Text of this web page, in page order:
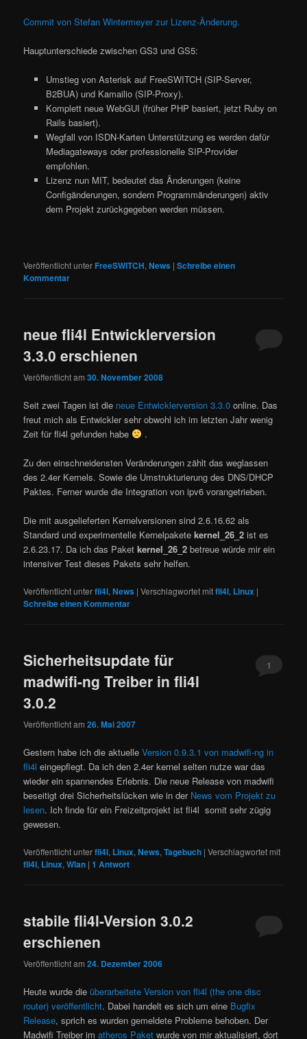
Commit von Stefan Wintermeyer zur Lizenz-Änderung.
Hauptunterschiede zwischen GS3 und GS5:
Umstieg von Asterisk auf FreeSWITCH (SIP-Server,
B2BUA) und Kamailio (SIP-Proxy).
Komplett neue WebGUI (früher PHP basiert, jetzt Ruby on
Rails basiert).
Wegfall von ISDN-Karten Unterstützung es werden dafür
Mediagateways oder professionelle SIP-Provider
empfohlen.
Lizenz nun MIT, bedeutet das Änderungen (keine
Configänderungen, sondern Programmänderungen) aktiv
dem Projekt zurückgegeben werden müssen.
Veröffentlicht unterFreeSWITCH,News |Schreibe einen
Kommentar
neue fli4l Entwicklerversion
3.3.0 erschienen
Veröffentlicht am30. November 2008
Seit zwei Tagen ist die neue Entwicklerversion 3.3.0 online. Das
freut mich als Entwickler sehr obwohl ich im letzten Jahr wenig
Zeit für fli4l gefunden habe
.
Zu den einschneidensten Veränderungen zählt das weglassen
des 2.4er Kernels. Sowie die Umstrukturierung des DNS/DHCP
Paktes. Ferner wurde die Integration von ipv6 vorangetrieben.
Die mit ausgelieferten Kernelversionen sind 2.6.16.62 als
Standard und experimentelle Kernelpaketekernel_26_2ist es
2.6.23.17. Da ich das Paketkernel_26_2betreue würde mir ein
intensiver Test dieses Pakets sehr helfen.
Veröffentlicht unterfli4l,News |Verschlagwortet mitfli4l, Linux |
Schreibe einen Kommentar
Sicherheitsupdate für
madwifi-ng Treiber in fli4l
3.0.2
Veröffentlicht am26. Mai 2007
1
Gestern habe ich die aktuelleVersion 0.9.3.1 von madwifi-ng in
fli4l eingepflegt. Da ich den 2.4er kernel selten nutze war das
wieder ein spannendes Erlebnis. Die neue Release von madwifi
beseitigt drei Sicherheitslücken wie in der News vom Projekt zu
lesen. Ich finde für ein Freizeitprojekt ist fli4l somit sehr zügig
gewesen.
Veröffentlicht unterfli4l, Linux,News,Tagebuch |Verschlagwortet mit
fli4l, Linux,Wlan |1 Antwort
stabile fli4l-Version 3.0.2
erschienen
Veröffentlicht am24. Dezember 2006
Heute wurde dieüberarbeitete Version von fli4l (the one disc
router) veröffentlicht. Dabei handelt es sich um eine Bugfix
Release, sprich es wurden gemeldete Probleme behoben. Der
Madwifi Treiber imatheros Paket wurde von mir aktualisiert, dort